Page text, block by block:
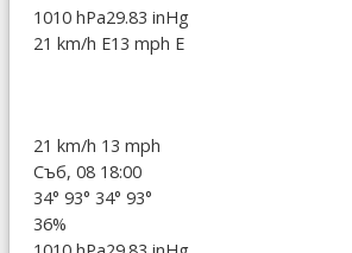
1010 hPa29.83 inHg
21 km/h E13 mph E
21 km/h 13 mph
Съб, 08 18:00
34° 93° 34° 93°
36%